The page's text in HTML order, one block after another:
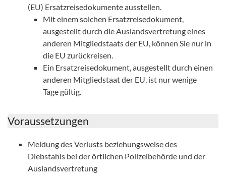
(EU) Ersatzreisedokumente ausstellen.
Mit einem solchen Ersatzreisedokument,
ausgestellt durch die Auslandsvertretung eines
anderen Mitgliedstaats der EU, können Sie nur in
die EU zurückreisen.
Ein Ersatzreisedokument, ausgestellt durch einen
anderen Mitgliedstaat der EU, ist nur wenige
Tage gültig.
Voraussetzungen
Meldung des Verlusts beziehungsweise des
Diebstahls bei der örtlichen Polizeibehörde und der
Auslandsvertretung